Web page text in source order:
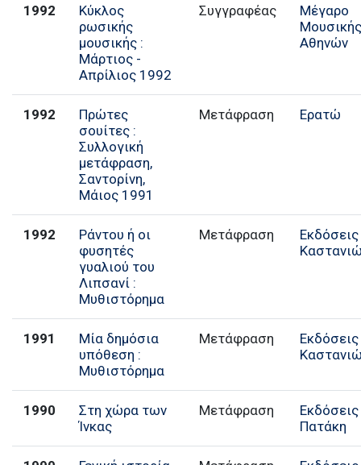
1992
Κύκλος
ρωσικής
μουσικής :
Μάρτιος -
Απρίλιος 1992
Συγγραφέας
Μέγαρο
Αθηνών
1992
Πρώτες
σουίτες :
Συλλογική
μετάφραση,
Σαντορίνη,
Μάιος 1991
Μετάφραση Ερατώ
1992
Ράντου ή οι
φυσητές
γυαλιού του
Λιπσανί :
Μυθιστόρημα
Μετάφραση
Εκδόσεις
1991
Μία δημόσια
υπόθεση :
Μυθιστόρημα
Μετάφραση
Εκδόσεις
1990
Στη χώρα των
Ίνκας
Μετάφραση
Εκδόσεις
Πατάκη